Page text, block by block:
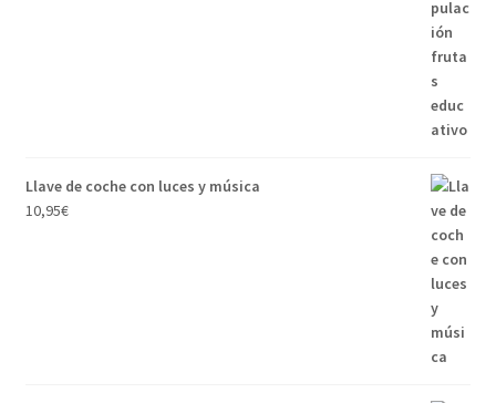
Llave de coche con luces y música
10,95€